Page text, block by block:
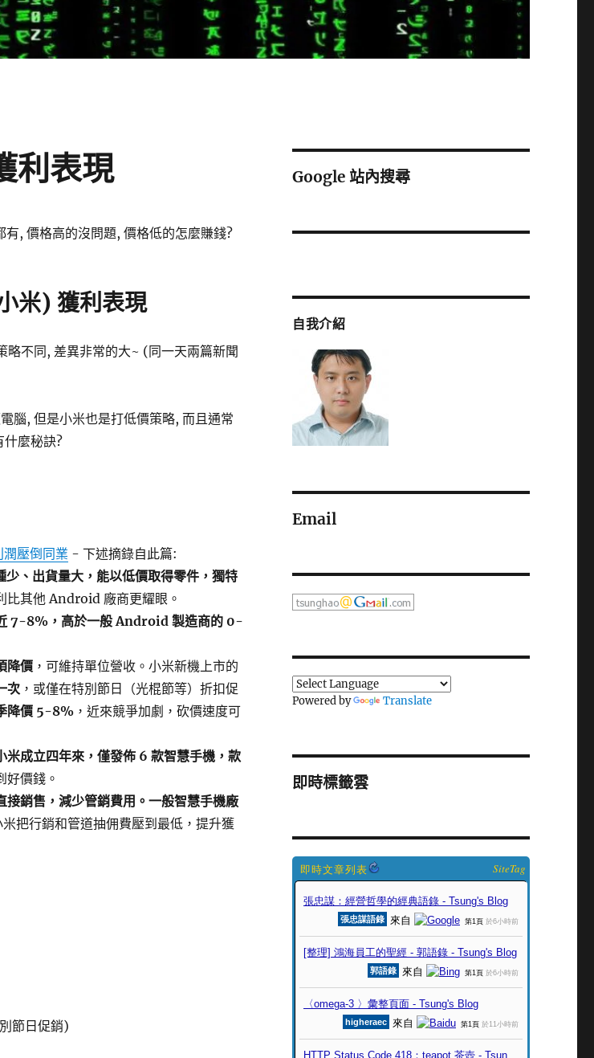
利表現
, 價格高的沒問題, 價格低的怎麼賺錢?
米) 獲利表現
略不同, 差異非常的大~ (同一天兩篇新聞
腦, 但是小米也是打低價策略, 而且通常
什麼秘訣?
潤壓倒同業 - 下述摘錄自此篇:
少、出貨量大，能以低價取得零件，獨特
比其他 Android 廠商更耀眼。
7-8%，高於一般 Android 製造商的 0-
降價，可維持單位營收。小米新機上市的
次，或僅在特別節日（光棍節等）折扣促
降價 5-8%，近來競爭加劇，砍價速度可
米成立四年來，僅發佈 6 款智慧手機，款
好價錢。
接銷售，減少管銷費用。一般智慧手機廠
米把行銷和管道抽佣費壓到最低，提升獲
節日促銷)
Google 站內搜尋
自我介紹
Email
Powered by Translate
即時標籤雲
SiteTag